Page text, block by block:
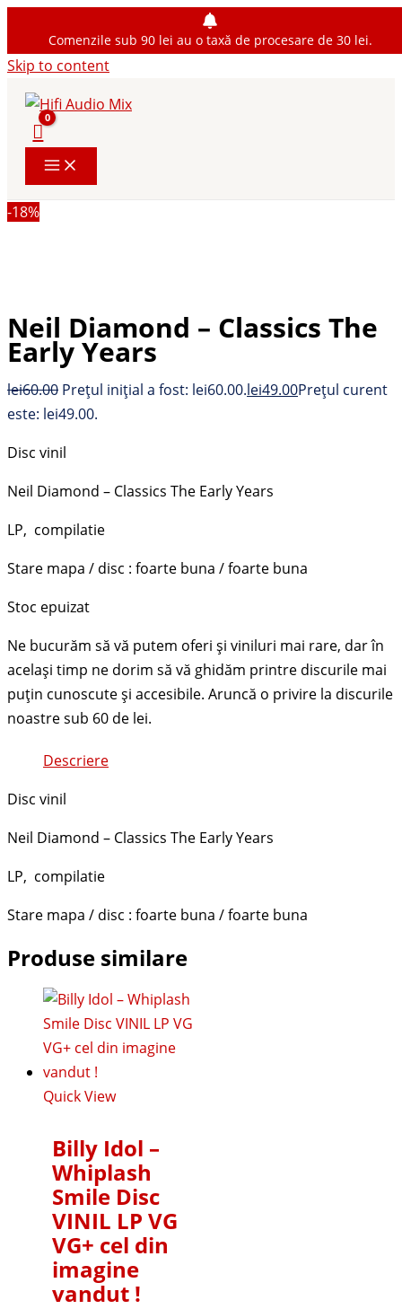
Comenzile sub 90 lei au o taxă de procesare de 30 lei.
Skip to content
-18%
Neil Diamond – Classics The
Early Years
lei60.00 Prețul inițial a fost: lei60.00.lei49.00Prețul curent
este: lei49.00.
Disc vinil
Neil Diamond – Classics The Early Years
LP, compilatie
Stare mapa / disc : foarte buna / foarte buna
Stoc epuizat
Descriere
Disc vinil
Neil Diamond – Classics The Early Years
LP, compilatie
Stare mapa / disc : foarte buna / foarte buna
Produse similare
Quick View
Billy Idol ‎–
Whiplash
Smile Disc
VINIL LP VG
VG+ cel din
imagine
vandut !